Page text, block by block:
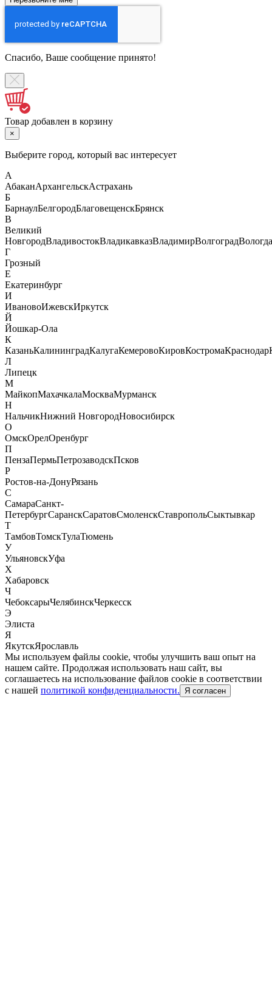
Спасибо, Ваше сообщение принято!
Товар добавлен в корзину
×
Выберите город, который вас интересует
А
АбаканАрхангельскАстрахань
Б
БарнаулБелгородБлаговещенскБрянск
В
Великий
НовгородВладивостокВладикавказВладимирВолгоградВологда
Г
Грозный
Е
Екатеринбург
И
ИвановоИжевскИркутск
Й
Йошкар-Ола
К
КазаньКалининградКалугаКемеровоКировКостромаКраснодар
Л
Липецк
М
МайкопМахачкалаМоскваМурманск
Н
НальчикНижний НовгородНовосибирск
О
ОмскОрелОренбург
П
ПензаПермьПетрозаводскПсков
Р
Ростов-на-ДонуРязань
С
СамараСанкт-
ПетербургСаранскСаратовСмоленскСтавропольСыктывкар
Т
ТамбовТомскТулаТюмень
У
УльяновскУфа
Х
Хабаровск
Ч
ЧебоксарыЧелябинскЧеркесск
Э
Элиста
Я
ЯкутскЯрославль
Мы используем файлы cookie, чтобы улучшить ваш опыт на
нашем сайте. Продолжая использовать наш сайт, вы
соглашаетесь на использование файлов cookie в соответствии
с нашей политикой конфиденциальности. Я согласен